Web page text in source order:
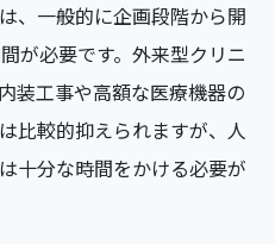
、一般的に企画段階から開
が必要です。外来型クリニ
装工事や高額な医療機器の
比較的抑えられますが、人
十分な時間をかける必要が